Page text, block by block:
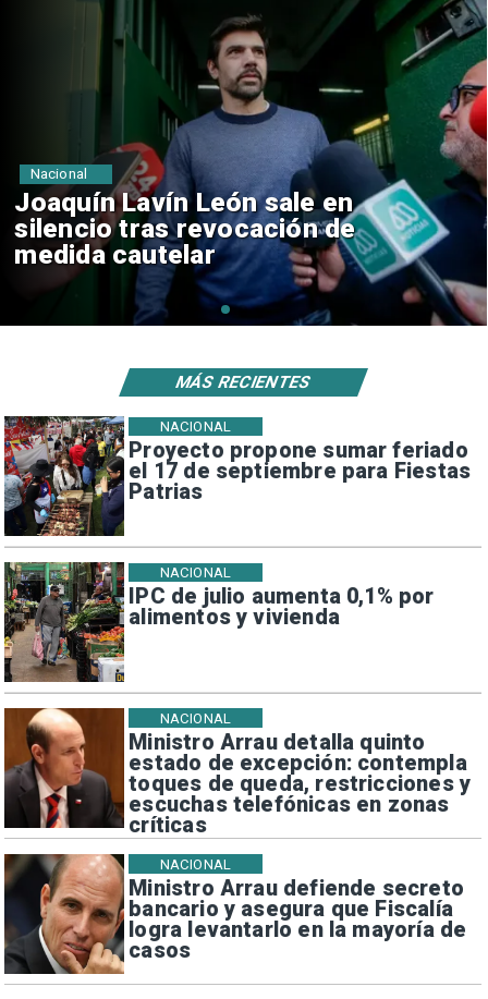
Chile y Venezuela formalizan
reinicio de relaciones
consulares
Nacional
Proyecto propone sumar feriado
el 17 de septiembre para Fiestas
Patrias
NACIONAL
IPC de julio aumenta 0,1% por
alimentos y vivienda
NACIONAL
Ministro Arrau detalla quinto
estado de excepción: contempla
toques de queda, restricciones y
escuchas telefónicas en zonas
críticas
NACIONAL
Ministro Arrau defiende secreto
bancario y asegura que Fiscalía
logra levantarlo en la mayoría de
casos
NACIONAL
MÁS RECIENTES